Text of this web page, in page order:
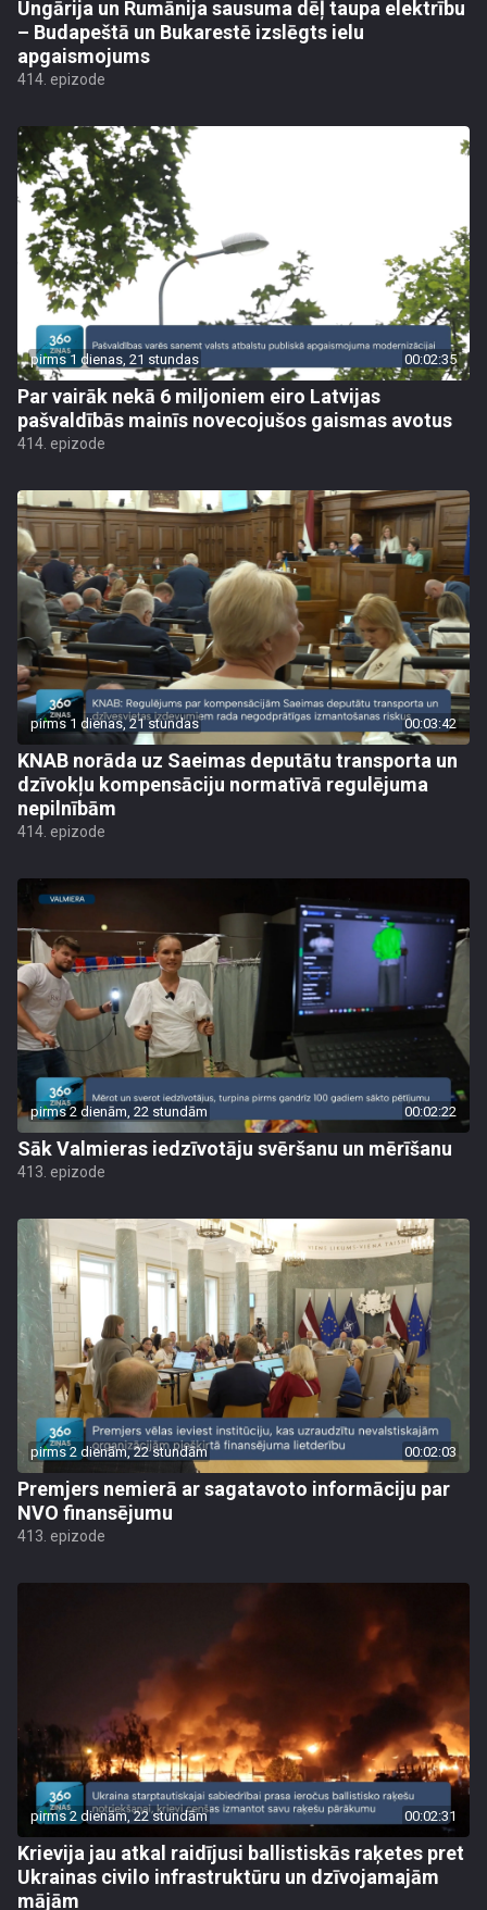
Ungārija un Rumānija sausuma dēļ taupa elektrību
– Budapeštā un Bukarestē izslēgts ielu
apgaismojums
414. epizode
pirms 1 dienas, 21 stundas 00:02:35
Par vairāk nekā 6 miljoniem eiro Latvijas
pašvaldībās mainīs novecojušos gaismas avotus
414. epizode
pirms 1 dienas, 21 stundas 00:03:42
KNAB norāda uz Saeimas deputātu transporta un
dzīvokļu kompensāciju normatīvā regulējuma
nepilnībām
414. epizode
pirms 2 dienām, 22 stundām 00:02:22
Sāk Valmieras iedzīvotāju svēršanu un mērīšanu
413. epizode
pirms 2 dienām, 22 stundām 00:02:03
Premjers nemierā ar sagatavoto informāciju par
NVO finansējumu
413. epizode
pirms 2 dienām, 22 stundām 00:02:31
Krievija jau atkal raidījusi ballistiskās raķetes pret
Ukrainas civilo infrastruktūru un dzīvojamajām
mājām